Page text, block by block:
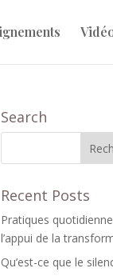
Search
Recent Posts
Pratiques
l’appui de la
Qu’est-ce que le